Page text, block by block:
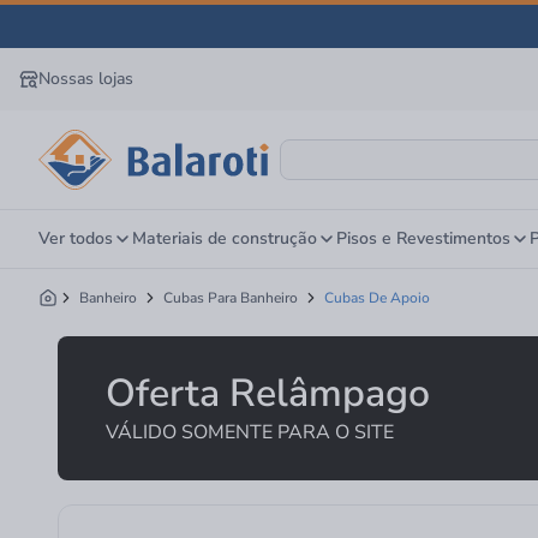
Nossas lojas
Ver todos Materiais de construção Pisos e Revestimentos
Banheiro Cubas Para Banheiro Cubas De Apoio
Oferta Relâmpago
VÁLIDO SOMENTE PARA O SITE